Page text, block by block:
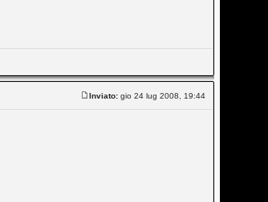
Inviato: gio 24 lug 2008, 19:44